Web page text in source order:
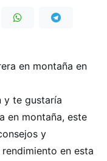
en montaña en
y te gustaría
en montaña, este
y
en esta